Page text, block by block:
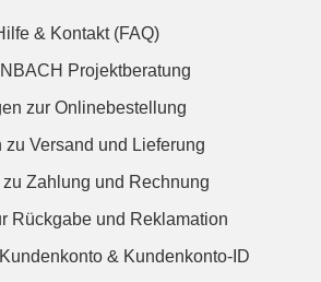
& Kontakt (FAQ)
Projektberatung
zur Onlinebestellung
zu Versand und Lieferung
zu Zahlung und Rechnung
Rückgabe und Reklamation
& Kundenkonto-ID